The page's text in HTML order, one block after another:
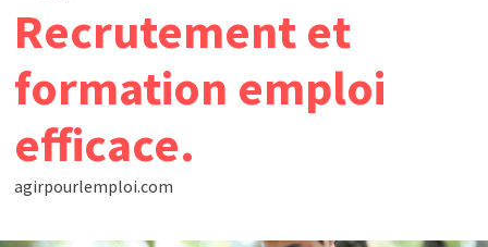
Recrutement et
formation emploi
efficace.
agirpourlemploi.com